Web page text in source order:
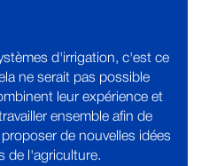
d'irrigation, c'est ce
ne serait pas possible
leur expérience et
ensemble afin de
de nouvelles idées
de l'agriculture.